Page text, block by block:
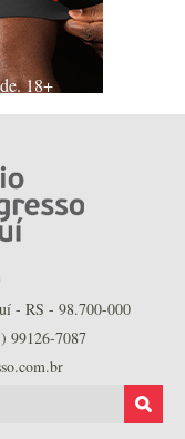
18+
- RS - 98.700-000
99126-7087